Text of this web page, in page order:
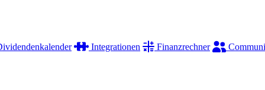
Integrationen Finanzrechner